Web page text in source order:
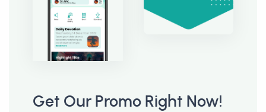
Get Our Promo Right Now!